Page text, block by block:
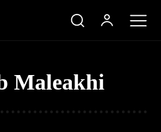
Maleakhi